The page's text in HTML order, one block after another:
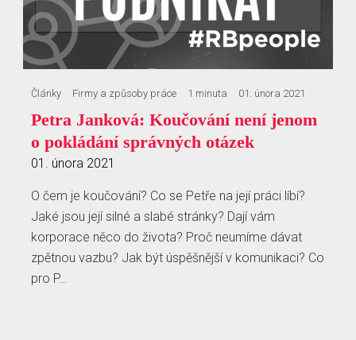
Články Firmy a způsoby práce 1 minuta 01. února 2021
Petra Janková: Koučování není jenom
o pokládání správných otázek
01. února 2021
O čem je koučování? Co se Petře na její práci líbí?
Jaké jsou její silné a slabé stránky? Dají vám
korporace něco do života? Proč neumíme dávat
zpětnou vazbu? Jak být úspěšnější v komunikaci? Co
pro P…